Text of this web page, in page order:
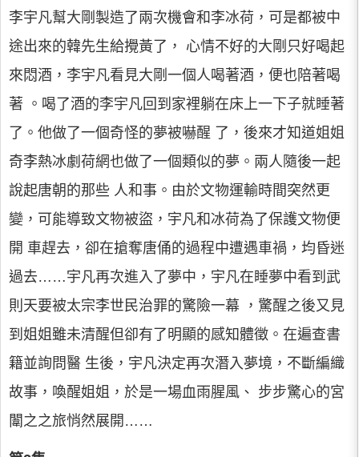
李宇凡幫大剛製造了兩次機會和李冰荷，可是都被中
途出來的韓先生給攪黃了， 心情不好的大剛只好喝起
來悶酒，李宇凡看見大剛一個人喝著酒，便也陪著喝
著 。喝了酒的李宇凡回到家裡躺在床上一下子就睡著
了。他做了一個奇怪的夢被嚇醒 了，後來才知道姐姐
奇李熱冰劇荷網也做了一個類似的夢。兩人隨後一起
說起唐朝的那些 人和事。由於文物運輸時間突然更
變，可能導致文物被盜，宇凡和冰荷為了保護文物便
開 車趕去，卻在搶奪唐俑的過程中遭遇車禍，均昏迷
過去……宇凡再次進入了夢中，宇凡在睡夢中看到武
則天要被太宗李世民治罪的驚險一幕 ，驚醒之後又見
到姐姐雖未清醒但卻有了明顯的感知體徵。在遍查書
籍並詢問醫 生後，宇凡決定再次潛入夢境，不斷編織
故事，喚醒姐姐，於是一場血雨腥風、 步步驚心的宮
闈之之旅悄然展開……